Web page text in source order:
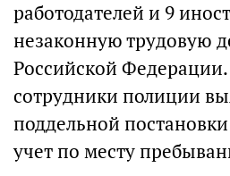
работодателей и 9
незаконную трудовую
Российской
сотрудники полиции
поддельной
учет по месту